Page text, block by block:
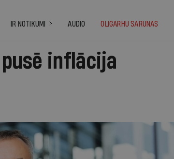
IR NOTIKUMI AUDIO OLIGARHU SARUNAS
inflācija